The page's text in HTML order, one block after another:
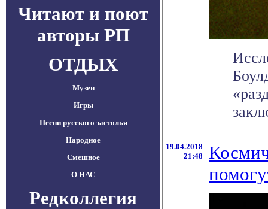
Читают и поют
авторы РП
ОТДЫХ
Музеи
Игры
Песни русского застолья
Народное
Смешное
О НАС
Редколлегия
19.04.2018
21:48